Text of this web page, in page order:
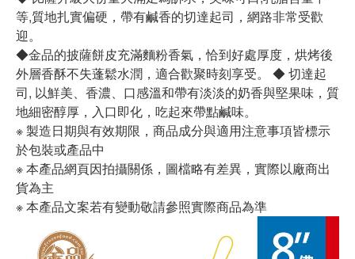
等,質地扎實偏硬，帶有鹹香的切達起司，網路非常受歡
迎。
◆金品的披薩餅皮充滿麵粉香氣，恰到好處厚度，烘烤後
外層香酥不失蓬鬆水潤，適合歡聚時刻享受。 ◆ 切達起
司, 以鮮美、香濃、口感溫和帶有淡淡的奶香與堅果味，質
地細密醇厚，入口即化，吃起來帶點鹹味。
※ 製造日期與有效期限，商品成分與適用注意事項皆標示
於包裝或產品中
※ 本產品網頁因拍攝關係，圖檔略有差異，實際以廠商出
貨為主
※ 本產品文案若有變動敬請參照實際商品為準